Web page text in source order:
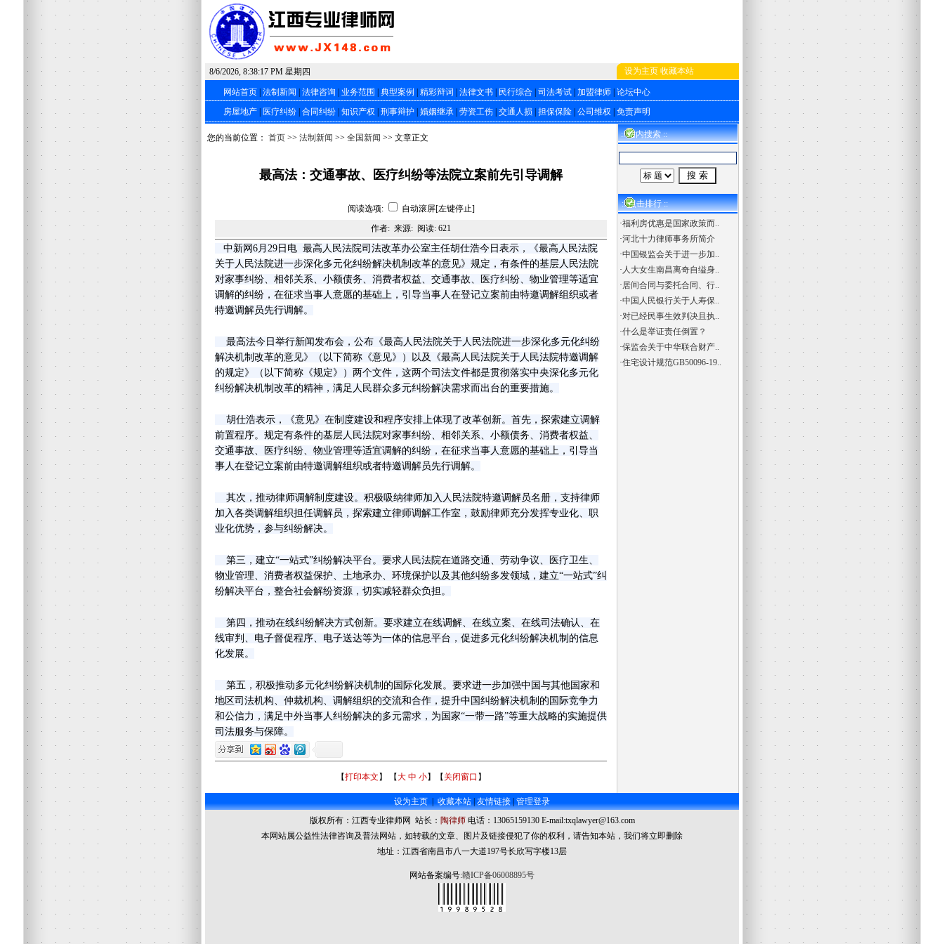
8/6/2026, 8:38:17 PM 星期四 设为主页 收藏本站
网站首页 法制新闻 法律咨询 业务范围 典型案例 精彩辩词 法律文书 民行综合 司法考试 加盟律师 论坛中心
房屋地产
医疗纠纷 合同纠纷 知识产权 刑事辩护 婚姻继承 劳资工伤 交通人损 担保保险 公司维权 免责声明
您的当前位置： 首页 >> 法制新闻 >> 全国新闻 >> 文章正文
最高法：交通事故、医疗纠纷等法院立案前先引导调解
阅读选项:
自动滚屏[左键停止]
作者: 来源: 阅读: 621
中新网6月29日电 最高人民法院司法改革办公室主任胡仕浩今日表示，《最高人民法院
关于人民法院进一步深化多元化纠纷解决机制改革的意见》规定，有条件的基层人民法院
对家事纠纷、相邻关系、小额债务、消费者权益、交通事故、医疗纠纷、物业管理等适宜
调解的纠纷，在征求当事人意愿的基础上，引导当事人在登记立案前由特邀调解组织或者
特邀调解员先行调解。
最高法今日举行新闻发布会，公布《最高人民法院关于人民法院进一步深化多元化纠纷
解决机制改革的意见》（以下简称《意见》）以及《最高人民法院关于人民法院特邀调解
的规定》（以下简称《规定》）两个文件，这两个司法文件都是贯彻落实中央深化多元化
纠纷解决机制改革的精神，满足人民群众多元纠纷解决需求而出台的重要措施。
胡仕浩表示，《意见》在制度建设和程序安排上体现了改革创新。首先，探索建立调解
前置程序。规定有条件的基层人民法院对家事纠纷、相邻关系、小额债务、消费者权益、
交通事故、医疗纠纷、物业管理等适宜调解的纠纷，在征求当事人意愿的基础上，引导当
事人在登记立案前由特邀调解组织或者特邀调解员先行调解。
其次，推动律师调解制度建设。积极吸纳律师加入人民法院特邀调解员名册，支持律师
加入各类调解组织担任调解员，探索建立律师调解工作室，鼓励律师充分发挥专业化、职
业化优势，参与纠纷解决。
第三，建立“一站式”纠纷解决平台。要求人民法院在道路交通、劳动争议、医疗卫生、
物业管理、消费者权益保护、土地承办、环境保护以及其他纠纷多发领域，建立“一站式”纠
纷解决平台，整合社会解纷资源，切实减轻群众负担。
第四，推动在线纠纷解决方式创新。要求建立在线调解、在线立案、在线司法确认、在
线审判、电子督促程序、电子送达等为一体的信息平台，促进多元化纠纷解决机制的信息
化发展。
第五，积极推动多元化纠纷解决机制的国际化发展。要求进一步加强中国与其他国家和
地区司法机构、仲裁机构、调解组织的交流和合作，提升中国纠纷解决机制的国际竞争力
和公信力，满足中外当事人纠纷解决的多元需求，为国家“一带一路”等重大战略的实施提供
司法服务与保障。
【打印本文 】 【大 中 小】【 关闭窗口 】
:: 站内搜索 ::
:: 点击排行 ::
·福利房优惠是国家政策而..
·河北十力律师事务所简介
·中国银监会关于进一步加..
· 人大女生南昌离奇自缢身..
·居间合同与委托合同、行..
·中国人民银行关于人寿保..
·对已经民事生效判决且执..
·什么是举证责任倒置？
·保监会关于中华联合财产..
·住宅设计规范GB50096-19..
设为主页 收藏本站 友情链接 管理登录
版权所有：江西专业律师网 站长： 陶律师电话：13065159130 E-mail:txqlawyer@163.com
本网站属公益性法律咨询及普法网站，如转载的文章、图片及链接侵犯了你的权利，请告知本站，我们将立即删除
地址：江西省南昌市八一大道197号长欣写字楼13层
网站备案编号:赣ICP备06008895号